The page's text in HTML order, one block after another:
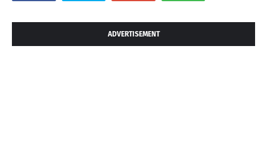
ADVERTISEMENT